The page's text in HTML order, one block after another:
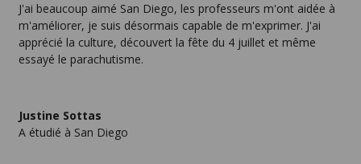
J'ai beaucoup aimé San Diego, les professeurs m'ont aidée à
m'améliorer, je suis désormais capable de m'exprimer. J'ai
apprécié la culture, découvert la fête du 4 juillet et même
essayé le parachutisme.
Justine Sottas
A étudié à San Diego